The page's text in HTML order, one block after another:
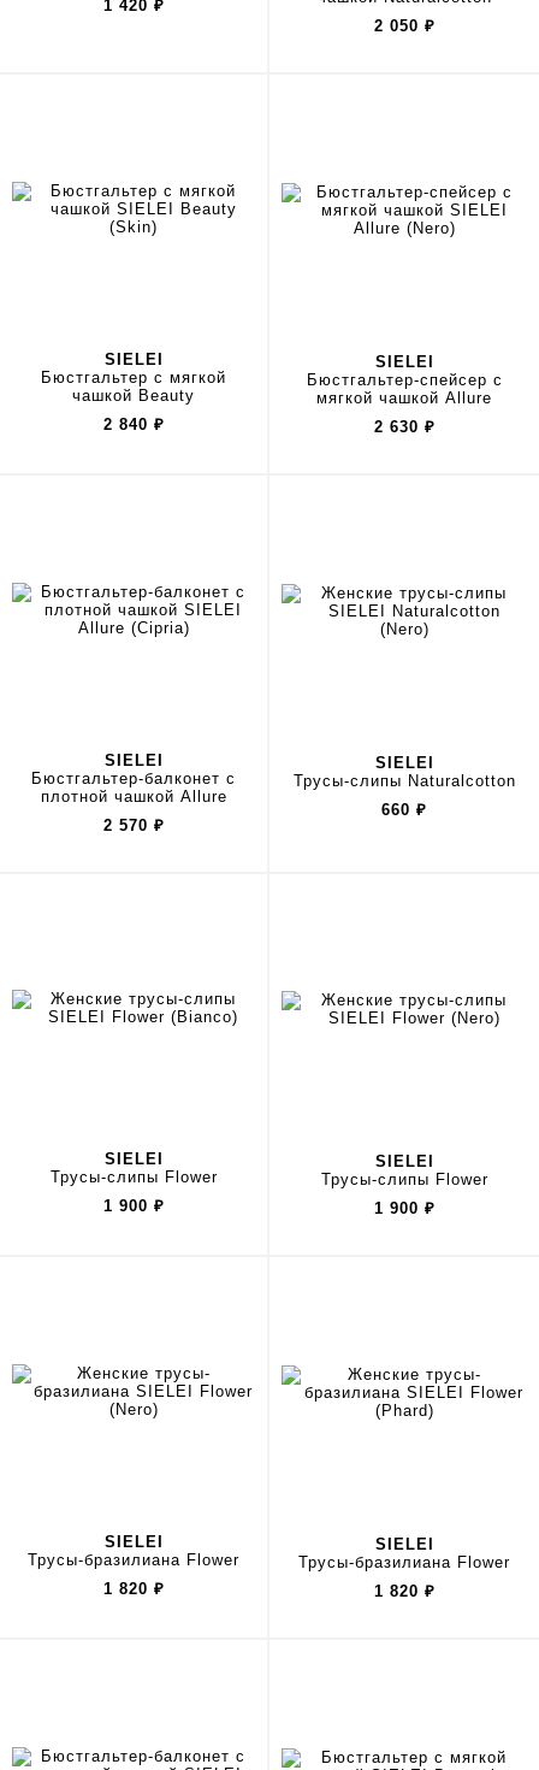
1 420 ₽
2 050 ₽
SIELEI
Бюстгальтер с мягкой
чашкой Beauty
2 840 ₽
SIELEI
Бюстгальтер-спейсер с
мягкой чашкой Allure
2 630 ₽
SIELEI
Бюстгальтер-балконет с
плотной чашкой Allure
2 570 ₽
SIELEI
Трусы-слипы Naturalcotton
660 ₽
SIELEI
Трусы-слипы Flower
1 900 ₽
SIELEI
Трусы-слипы Flower
1 900 ₽
SIELEI
Трусы-бразилиана Flower
1 820 ₽
SIELEI
Трусы-бразилиана Flower
1 820 ₽